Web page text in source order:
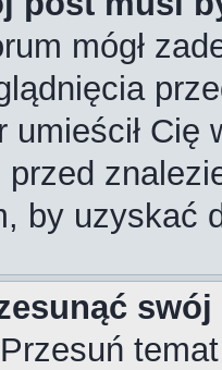
mógł
umieścił
przed
by uzyskać